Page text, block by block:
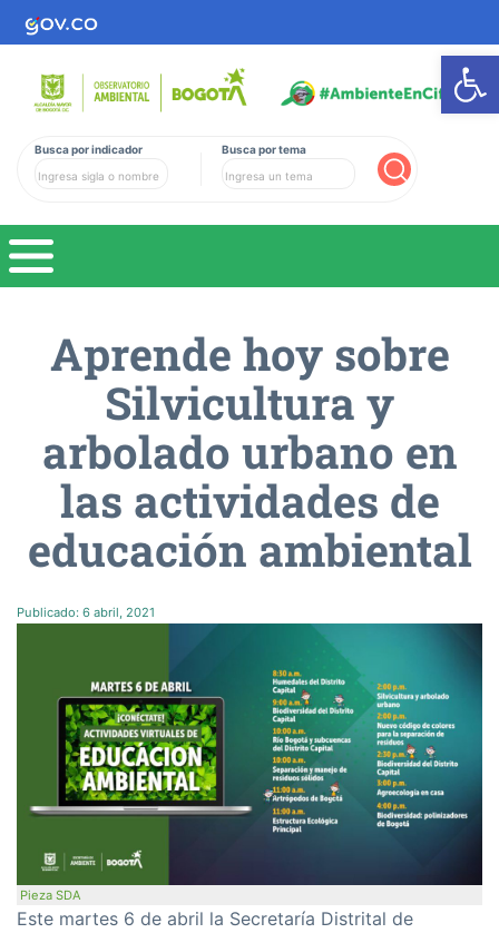
Busca por indicador Busca por tema
Aprende hoy sobre
Silvicultura y
arbolado urbano en
las actividades de
educación ambiental
Publicado: 6 abril, 2021
Pieza SDA
Este martes 6 de abril la Secretaría Distrital de